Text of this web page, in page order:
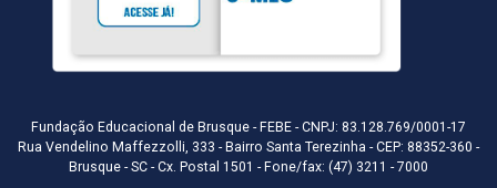
Fundação Educacional de Brusque - FEBE - CNPJ: 83.128.769/0001-17
Rua Vendelino Maffezzolli, 333 - Bairro Santa Terezinha - CEP: 88352-360 -
Brusque - SC - Cx. Postal 1501 - Fone/fax: (47) 3211 - 7000